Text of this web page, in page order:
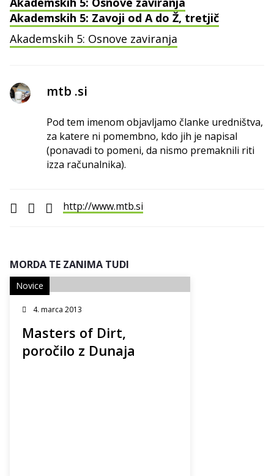
Akademskih 5: Zavoji od A do Ž, tretjič
Akademskih 5: Osnove zaviranja
mtb .si
Pod tem imenom objavljamo članke uredništva,
za katere ni pomembno, kdo jih je napisal
(ponavadi to pomeni, da nismo premaknili riti
izza računalnika).
http://www.mtb.si
MORDA TE ZANIMA TUDI
4. marca 2013
Masters of Dirt,
poročilo z Dunaja
Novice